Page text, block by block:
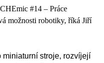
#14 – Práce
možnosti robotiky, říká Jiří
miniaturní stroje, rozvíjejí